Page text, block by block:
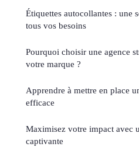
Étiquettes autocollantes : une
tous vos besoins
Pourquoi choisir une agence
votre marque ?
Apprendre à mettre en place
efficace
Maximisez votre impact avec
captivante